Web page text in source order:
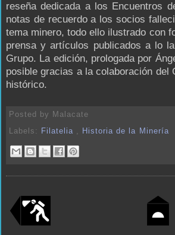
reseña dedicada a los Encuentros
notas de recuerdo a los socios
tema minero, todo ello ilustrado con
prensa y artículos publicados a lo
Grupo. La edición, prologada por
posible gracias a la colaboración del
histórico.
Posted by Malacate
Labels: Filatelia Historia de la Minería